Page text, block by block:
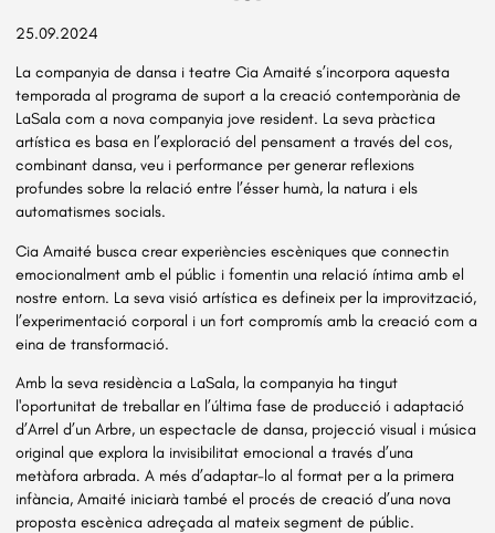
25.09.2024
La companyia de dansa i teatre Cia Amaité s’incorpora aquesta
temporada al programa de suport a la creació contemporània de
LaSala com a nova companyia jove resident. La seva pràctica
artística es basa en l’exploració del pensament a través del cos,
combinant dansa, veu i performance per generar reflexions
profundes sobre la relació entre l’ésser humà, la natura i els
automatismes socials.
Cia Amaité busca crear experiències escèniques que connectin
emocionalment amb el públic i fomentin una relació íntima amb el
nostre entorn. La seva visió artística es defineix per la improvització,
l’experimentació corporal i un fort compromís amb la creació com a
eina de transformació.
Amb la seva residència a LaSala, la companyia ha tingut
l'oportunitat de treballar en l’última fase de producció i adaptació
d’Arrel d’un Arbre, un espectacle de dansa, projecció visual i música
original que explora la invisibilitat emocional a través d’una
metàfora arbrada. A més d’adaptar-lo al format per a la primera
infància, Amaité iniciarà també el procés de creació d’una nova
proposta escènica adreçada al mateix segment de públic.